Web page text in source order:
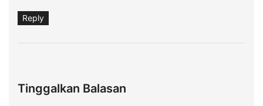
Reply
Tinggalkan Balasan